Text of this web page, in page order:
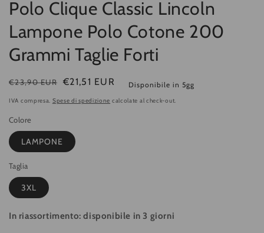
Polo Clique Classic Lincoln
Lampone Polo Cotone 200
Grammi Taglie Forti
Prezzo
di
€23,90 EUR
Prezzo
di
€21,51 EUR Disponibile in 5gg
IVA compresa. Spese di spedizione calcolate al check-out.
Colore
LAMPONE
Taglia
3XL
In riassortimento: disponibile in 3 giorni